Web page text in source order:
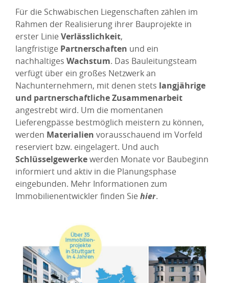
Für die Schwäbischen Liegenschaften zählen im
Rahmen der Realisierung ihrer Bauprojekte in
erster Linie Verlässlichkeit,
langfristige Partnerschaften und ein
nachhaltiges Wachstum. Das Bauleitungsteam
verfügt über ein großes Netzwerk an
Nachunternehmern, mit denen stets langjährige
und partnerschaftliche Zusammenarbeit
angestrebt wird. Um die momentanen
Lieferengpässe bestmöglich meistern zu können,
werden Materialien vorausschauend im Vorfeld
reserviert bzw. eingelagert. Und auch
Schlüsselgewerkewerden Monate vor Baubeginn
informiert und aktiv in die Planungsphase
eingebunden. Mehr Informationen zum
Immobilienentwickler finden Sie hier.